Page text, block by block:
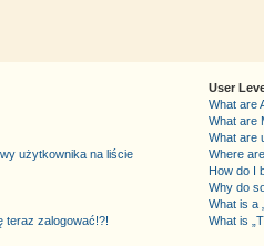
użytkownika na liście
teraz zalogować!?!
User
What are
What are
What are
Where
How do I
Why do
What is a
What is